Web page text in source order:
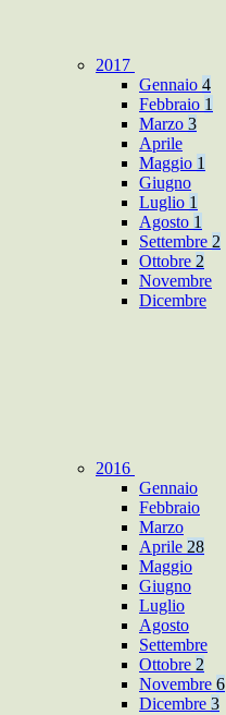
2017
Gennaio 4
Febbraio 1
Marzo 3
Aprile
Maggio 1
Giugno
Luglio 1
Agosto 1
Settembre 2
Ottobre 2
Novembre
Dicembre
2016
Gennaio
Febbraio
Marzo
Aprile 28
Maggio
Giugno
Luglio
Agosto
Settembre
Ottobre 2
Novembre 6
Dicembre 3